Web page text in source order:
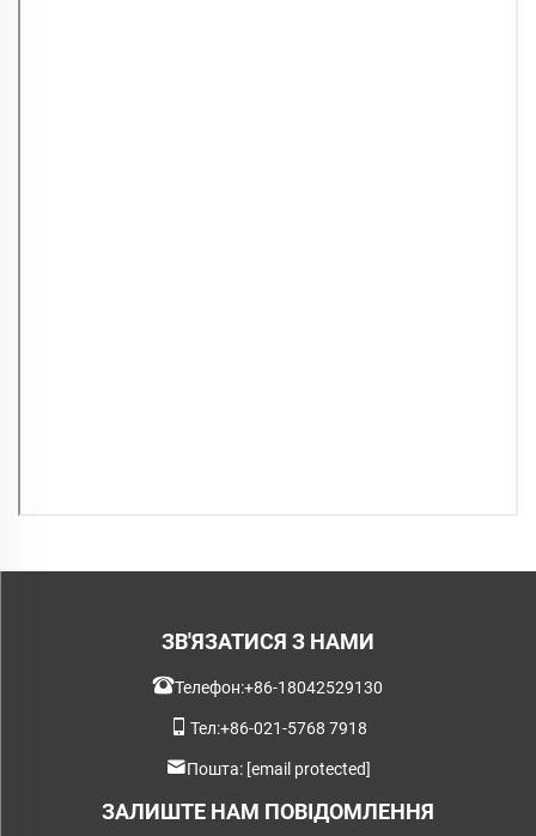
ЗВ'ЯЗАТИСЯ З НАМИ
Телефон:+86-18042529130
Тел:+86-021-5768 7918
Пошта: [email protected]
ЗАЛИШТЕ НАМ ПОВІДОМЛЕННЯ